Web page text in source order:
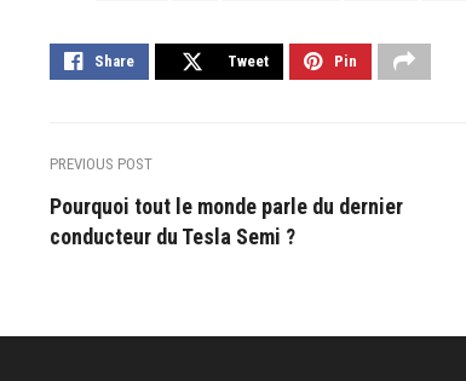
Share Tweet Pin
PREVIOUS POST
Pourquoi tout le monde parle du dernier
conducteur du Tesla Semi ?